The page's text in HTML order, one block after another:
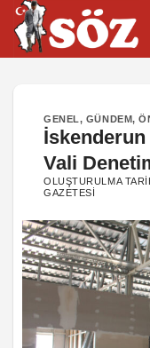
İçeriğe
atla
GENEL, GÜNDEM,
İskenderun
Vali
OLUŞTURULMA
GAZETESI